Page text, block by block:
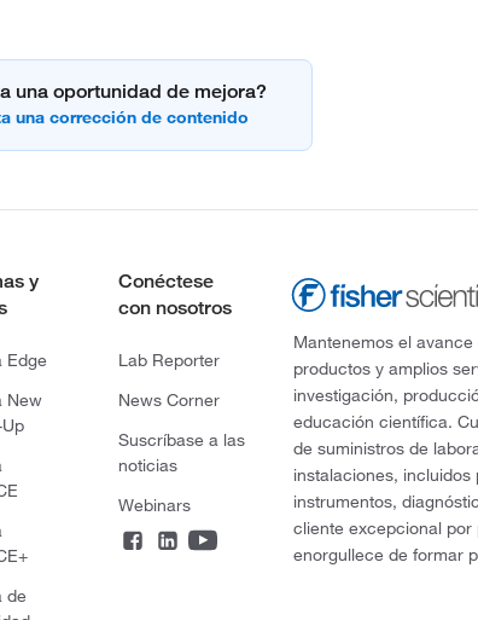
una oportunidad de mejora?
y
Edge
New
de
Conéctese
con nosotros
Lab Reporter
News Corner
Suscríbase a las
noticias
Webinars
Mantenemos el
productos y amplios
investigación,
educación científica.
de suministros de
instalaciones,
instrumentos,
cliente excepcional
enorgullece de formar